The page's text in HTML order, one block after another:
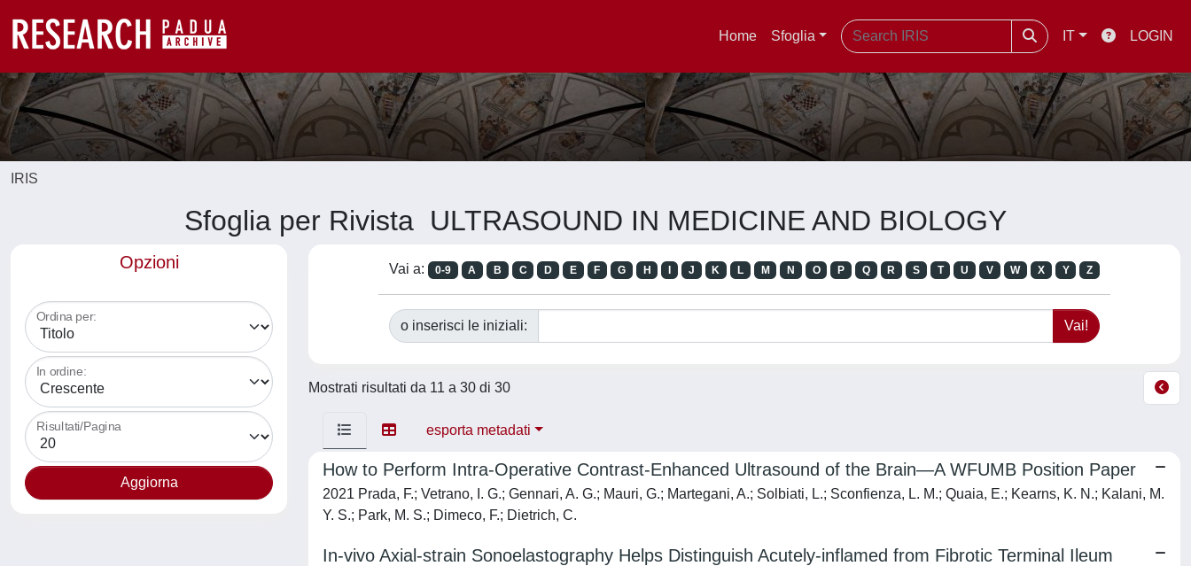
Home Sfoglia IT LOGIN
IRIS
Sfoglia per Rivista ULTRASOUND IN MEDICINE AND BIOLOGY
Opzioni
Ordina per:
In ordine:
Risultati/Pagina
Vai a: 0-9 A B C D E F G H J K L M N O P Q R S T U V W X Y Z
o inserisci le iniziali:
Mostrati risultati da 11 a 30 di 30
esporta metadati
How to Perform Intra-Operative Contrast-Enhanced Ultrasound of the Brain—A WFUMB Position Paper
2021 Prada, F.; Vetrano, I. G.; Gennari, A. G.; Mauri, G.; Martegani, A.; Solbiati, L.; Sconfienza, L. M.; Quaia, E.; Kearns, K. N.; Kalani, M.
Y. S.; Park, M. S.; Dimeco, F.; Dietrich, C.
In-vivo Axial-strain Sonoelastography Helps Distinguish Acutely-inflamed from Fibrotic Terminal Ileum